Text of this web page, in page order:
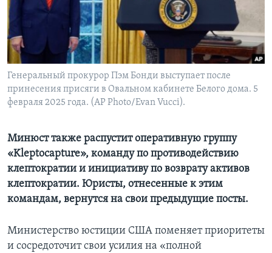
Learning English
СОЦИАЛЬНЫЕ СЕТИ
Языки
Генеральный прокурор Пэм Бонди выступает после
принесения присяги в Овальном кабинете Белого дома. 5
февраля 2025 года. (AP Photo/Evan Vucci).
Минюст также распустит оперативную группу
«Kleptocapture», команду по противодействию
клептократии и инициативу по возврату активов
клептократии. Юристы, отнесенные к этим
командам, вернутся на свои предыдущие посты.
Министерство юстиции США поменяет приоритеты
и сосредоточит свои усилия на «полной